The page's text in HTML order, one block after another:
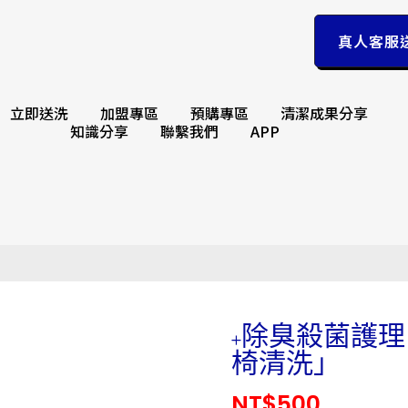
立即送洗 加盟專區 預購專區
清潔成果分享
知識分享
聯繫我們 APP
真人客服
+除臭殺菌護
椅清洗」